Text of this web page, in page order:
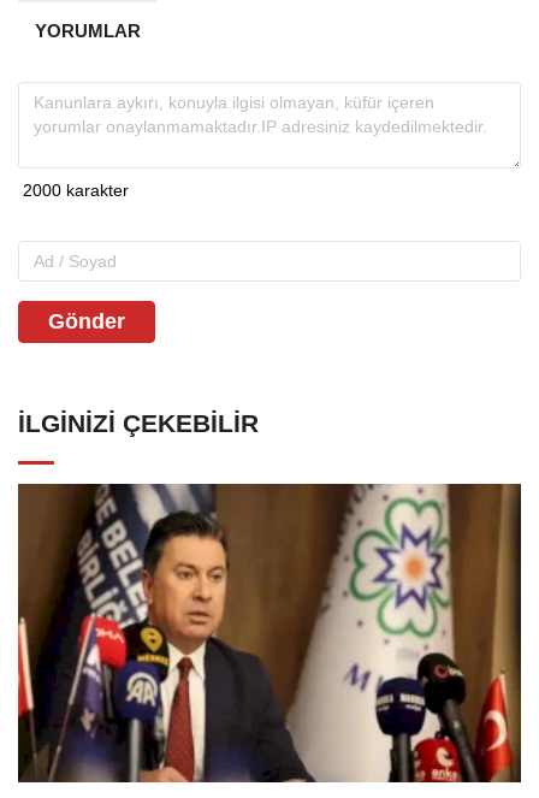
YORUMLAR
Gönder
İLGINIZI ÇEKEBILIR